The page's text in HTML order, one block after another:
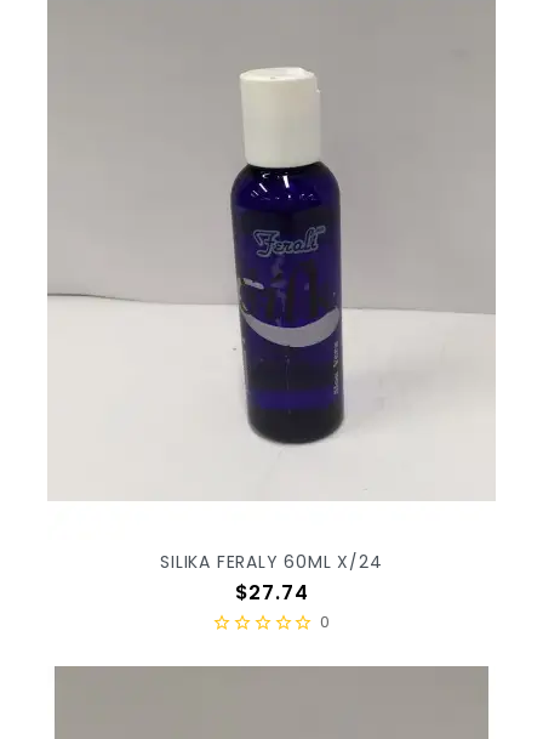
SILIKA FERALY 60ML X/24
Precio
$27.74
0